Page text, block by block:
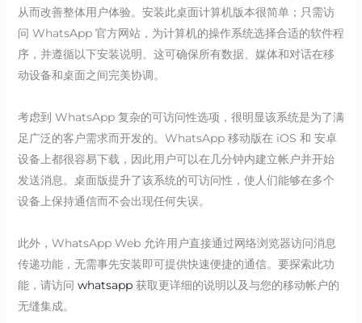
从而改善整体用户体验。安装此桌面计算机版本很简单；只需访
问 WhatsApp 官方网站，为计算机的操作系统选择合适的软件程
序，并遵循以下安装说明。这可确保所有数据、媒体和对话在移
动设备和桌面之间完美协调。
考虑到 WhatsApp 复杂的可访问性选项，很明显该系统是为了满
足广泛的客户需求而开发的。WhatsApp 移动版在 iOS 和 安卓
设备上都很容易下载，因此用户可以在几分钟内建立帐户并开始
发送消息。桌面版提升了该系统的可访问性，使人们能够在多个
设备上保持通信而不会出现任何失误。
此外，WhatsApp Web 允许用户直接通过网络浏览器访问消息
传递功能，无需事先安装即可提供快速便捷的通信。要探索此功
能，请访问 whatsapp获取更详细的说明以及与您的移动帐户的
无缝集成。